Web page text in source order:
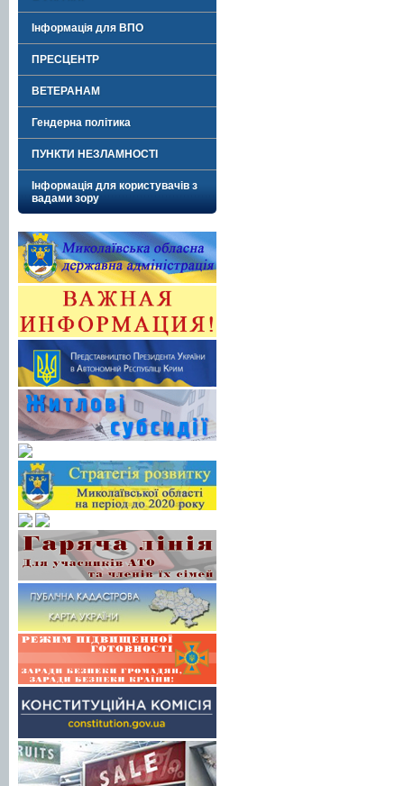
Інформація для ВПО
ПРЕСЦЕНТР
ВЕТЕРАНАМ
Гендерна політика
ПУНКТИ НЕЗЛАМНОСТІ
Інформація для користувачів з
вадами зору